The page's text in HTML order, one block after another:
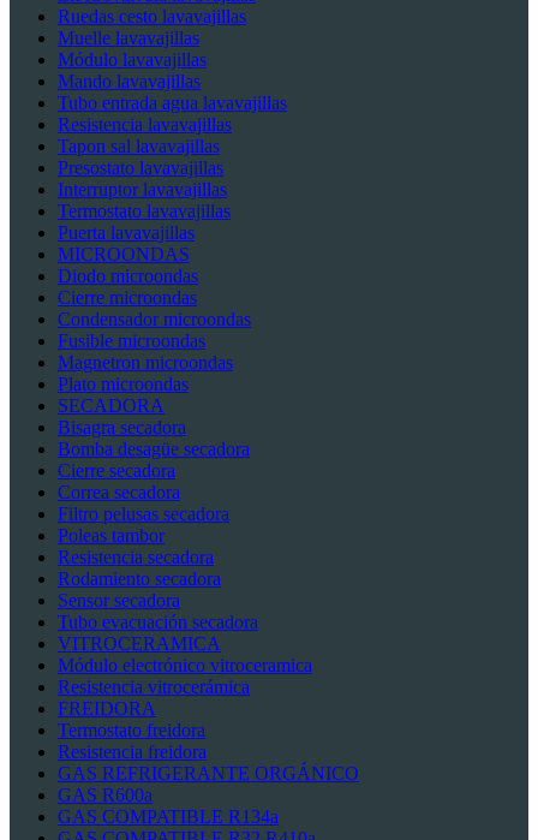
Ruedas cesto lavavajillas
Muelle lavavajillas
Módulo lavavajillas
Mando lavavajillas
Tubo entrada agua lavavajillas
Resistencia lavavajillas
Tapon sal lavavajillas
Presostato lavavajillas
Interruptor lavavajillas
Termostato lavavajillas
Puerta lavavajillas
MICROONDAS
Diodo microondas
Cierre microondas
Condensador microondas
Fusible microondas
Magnetron microondas
Plato microondas
SECADORA
Bisagra secadora
Bomba desagüe secadora
Cierre secadora
Correa secadora
Filtro pelusas secadora
Poleas tambor
Resistencia secadora
Rodamiento secadora
Sensor secadora
Tubo evacuación secadora
VITROCERAMICA
Módulo electrónico vitroceramica
Resistencia vitrocerámica
FREIDORA
Termostato freidora
Resistencia freidora
GAS REFRIGERANTE ORGÁNICO
GAS R600a
GAS COMPATIBLE R134a